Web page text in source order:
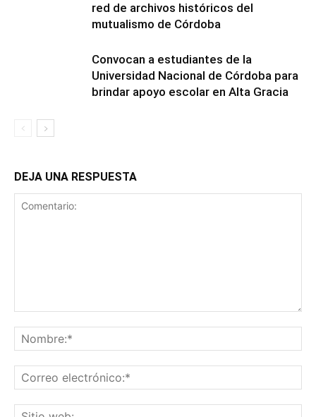
red de archivos históricos del
mutualismo de Córdoba
Convocan a estudiantes de la
Universidad Nacional de Córdoba para
brindar apoyo escolar en Alta Gracia
DEJA UNA RESPUESTA